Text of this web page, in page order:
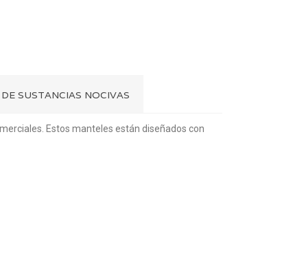
SUSTANCIAS NOCIVAS
Estos manteles están diseñados con